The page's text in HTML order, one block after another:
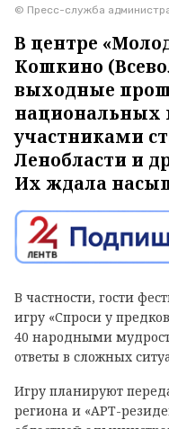
© Пресс-служба
В центре
Кошкино
выходные
национальных
участниками
Ленобласти и
Их ждала
В частности, гости
игру «Спроси у
40 народными
ответы в сложных
Игру планируют
региона и «АРТ-